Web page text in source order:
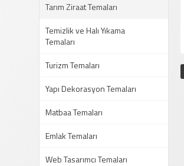
Tarım Ziraat Temaları
Temizlik ve Halı Yıkama
Temaları
Turizm Temaları
Yapı Dekorasyon Temaları
Matbaa Temaları
Emlak Temaları
Web Tasarımcı Temaları